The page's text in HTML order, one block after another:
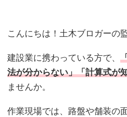
こんにちは！土木ブロガーの
建設業に携わっている方で、
法が分からない」「計算式が
ませんか。
作業現場では、路盤や舗装の